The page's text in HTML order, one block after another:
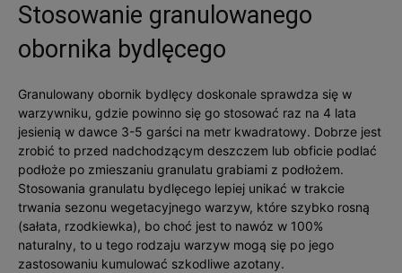
Stosowanie granulowanego
obornika bydlęcego
Granulowany obornik bydlęcy doskonale sprawdza się w
warzywniku, gdzie powinno się go stosować raz na 4 lata
jesienią w dawce 3-5 garści na metr kwadratowy. Dobrze jest
zrobić to przed nadchodzącym deszczem lub obficie podlać
podłoże po zmieszaniu granulatu grabiami z podłożem.
Stosowania granulatu bydlęcego lepiej unikać w trakcie
trwania sezonu wegetacyjnego warzyw, które szybko rosną
(sałata, rzodkiewka), bo choć jest to nawóz w 100%
naturalny, to u tego rodzaju warzyw mogą się po jego
zastosowaniu kumulować szkodliwe azotany.